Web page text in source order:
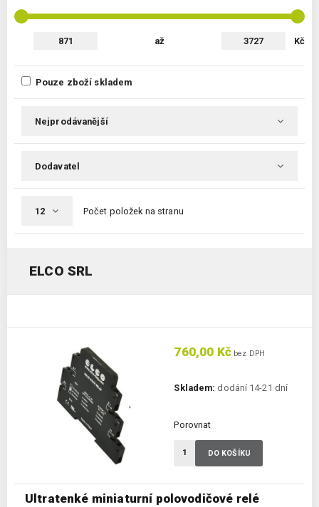
až Kč
Pouze zboží skladem
Počet položek na stranu
ELCO SRL
Ultratenké miniaturní polovodičové relé
760,00 Kč bez DPH
Skladem: dodání 14-21 dní
Porovnat
DO KOŠÍKU